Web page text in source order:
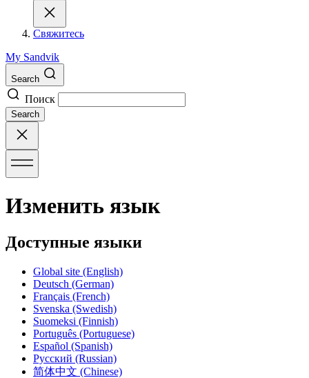
Свяжитесь
My Sandvik
Search
Поиск
Search
Изменить язык
Доступные языки
Global site (English)
Deutsch (German)
Français (French)
Svenska (Swedish)
Suomeksi (Finnish)
Português (Portuguese)
Español (Spanish)
Русский (Russian)
简体中文 (Chinese)